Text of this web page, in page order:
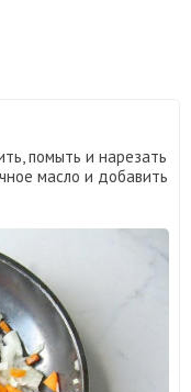
помыть и нарезать
масло и добавить